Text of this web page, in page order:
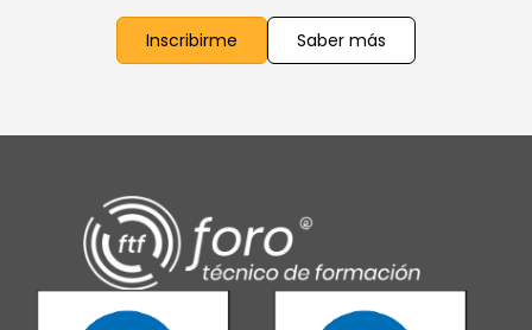
Inscribirme Saber más